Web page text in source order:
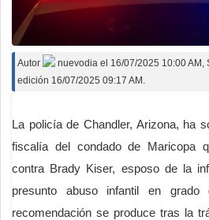
Edición Impresa
Autor nuevodia el 16/07/2025 10:00 AM
edición 16/07/2025 09:17 AM.
La policía de Chandler, Arizona, ha
fiscalía del condado de Maricopa
contra Brady Kiser, esposo de la
presunto abuso infantil en
recomendación se produce tras la